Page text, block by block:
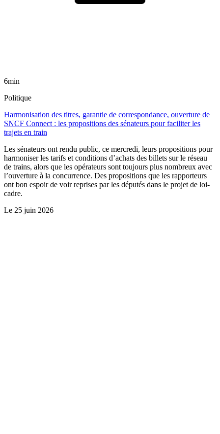
6min
Politique
Harmonisation des titres, garantie de correspondance, ouverture de
SNCF Connect : les propositions des sénateurs pour faciliter les
trajets en train
Les sénateurs ont rendu public, ce mercredi, leurs propositions pour
harmoniser les tarifs et conditions d’achats des billets sur le réseau
de trains, alors que les opérateurs sont toujours plus nombreux avec
l’ouverture à la concurrence. Des propositions que les rapporteurs
ont bon espoir de voir reprises par les députés dans le projet de loi-
cadre.
Le 25 juin 2026